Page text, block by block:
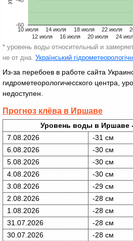
10 июля
12 июля
14 июля
16 июля
18 июля
20 июля
22 июля
24
-60
* уровень воды относительный и
не от дна. Український
Из-за перебоев в работе сайта
гидрометеорологичесского центра,
недоступен.
Прогноз клёва в Иршаве
Уровень воды в Иршаве
7.08.2026
-31 см
6.08.2026
-30 см
5.08.2026
-30 см
4.08.2026
-30 см
3.08.2026
-29 см
2.08.2026
-28 см
1.08.2026
-28 см
31.07.2026
-28 см
30.07.2026
-28 см